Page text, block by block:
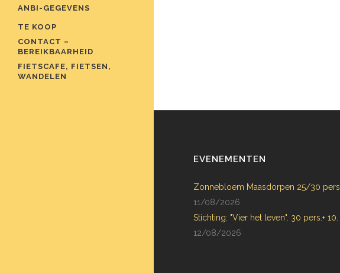
ANBI-GEGEVENS
TE KOOP
CONTACT –
BEREIKBAARHEID
FIETSCAFE, FIETSEN,
WANDELEN
EVENEMENTEN
Zonnebloem Maasdorpen 25/30 pers.
11/08/2026
Stichting: "Vier het leven". 30 pers.+ 10.
12/08/2026